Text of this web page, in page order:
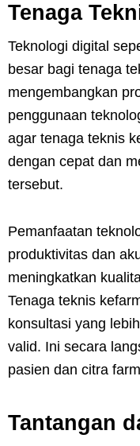
Tenaga
Teknologi digital
besar bagi tenaga
mengembangkan
penggunaan
agar tenaga teknis
dengan cepat dan
tersebut.
Pemanfaatan
produktivitas dan
meningkatkan
Tenaga teknis
konsultasi yang
valid. Ini secara
pasien dan citra
Tantangan